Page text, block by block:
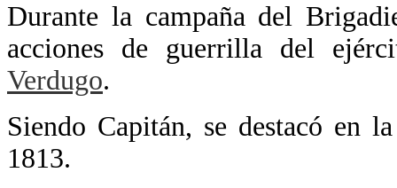
Durante la campaña del
acciones de guerrilla del
Verdugo.
Siendo Capitán, se destacó en
1813.